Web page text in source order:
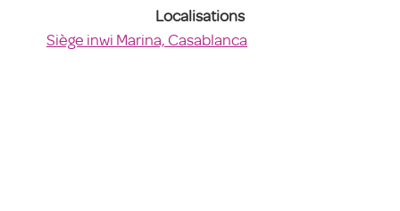
Localisations
Siège inwi Marina, Casablanca